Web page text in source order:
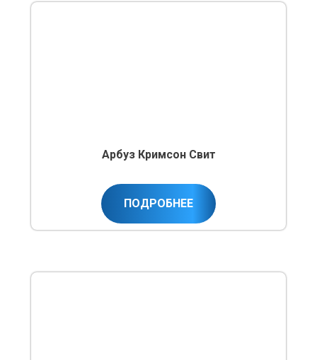
Арбуз Кримсон Свит
ПОДРОБНЕЕ